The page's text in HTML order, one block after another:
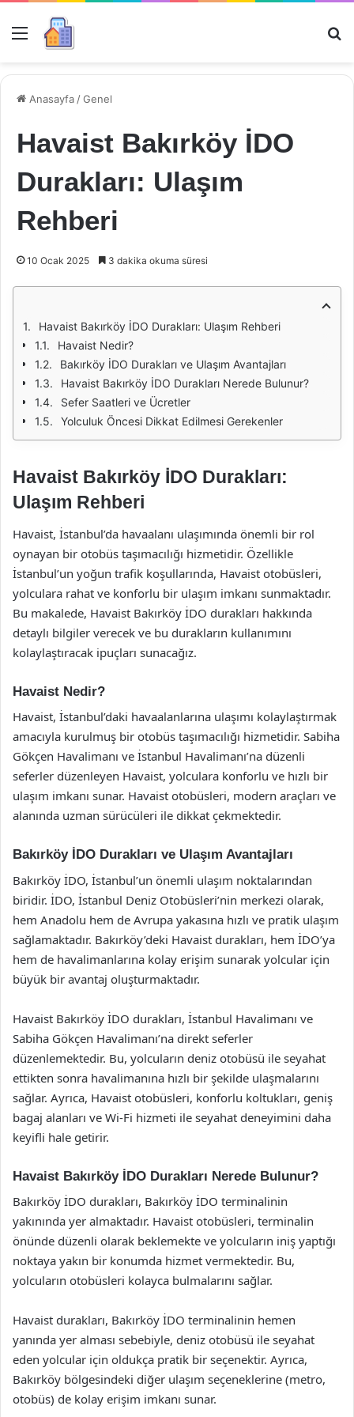
Menü
Anasayfa /Genel
Havaist Bakırköy İDO
Durakları: Ulaşım
Rehberi
10 Ocak 2025 3 dakika okuma süresi
Havaist Bakırköy İDO Durakları: Ulaşım Rehberi
Havaist Nedir?
Bakırköy İDO Durakları ve Ulaşım Avantajları
Havaist Bakırköy İDO Durakları Nerede Bulunur?
Sefer Saatleri ve Ücretler
Yolculuk Öncesi Dikkat Edilmesi Gerekenler
Havaist Bakırköy İDO Durakları:
Ulaşım Rehberi
Havaist, İstanbul’da havaalanı ulaşımında önemli bir rol
oynayan bir otobüs taşımacılığı hizmetidir. Özellikle
İstanbul’un yoğun trafik koşullarında, Havaist otobüsleri,
yolculara rahat ve konforlu bir ulaşım imkanı sunmaktadır.
Bu makalede, Havaist Bakırköy İDO durakları hakkında
detaylı bilgiler verecek ve bu durakların kullanımını
kolaylaştıracak ipuçları sunacağız.
Havaist Nedir?
Havaist, İstanbul’daki havaalanlarına ulaşımı kolaylaştırmak
amacıyla kurulmuş bir otobüs taşımacılığı hizmetidir. Sabiha
Gökçen Havalimanı ve İstanbul Havalimanı’na düzenli
seferler düzenleyen Havaist, yolculara konforlu ve hızlı bir
ulaşım imkanı sunar. Havaist otobüsleri, modern araçları ve
alanında uzman sürücüleri ile dikkat çekmektedir.
Bakırköy İDO Durakları ve Ulaşım Avantajları
Bakırköy İDO, İstanbul’un önemli ulaşım noktalarından
biridir. İDO, İstanbul Deniz Otobüsleri’nin merkezi olarak,
hem Anadolu hem de Avrupa yakasına hızlı ve pratik ulaşım
sağlamaktadır. Bakırköy’deki Havaist durakları, hem İDO’ya
hem de havalimanlarına kolay erişim sunarak yolcular için
büyük bir avantaj oluşturmaktadır.
Havaist Bakırköy İDO durakları, İstanbul Havalimanı ve
Sabiha Gökçen Havalimanı’na direkt seferler
düzenlemektedir. Bu, yolcuların deniz otobüsü ile seyahat
ettikten sonra havalimanına hızlı bir şekilde ulaşmalarını
sağlar. Ayrıca, Havaist otobüsleri, konforlu koltukları, geniş
bagaj alanları ve Wi-Fi hizmeti ile seyahat deneyimini daha
keyifli hale getirir.
Havaist Bakırköy İDO Durakları Nerede Bulunur?
Bakırköy İDO durakları, Bakırköy İDO terminalinin
yakınında yer almaktadır. Havaist otobüsleri, terminalin
önünde düzenli olarak beklemekte ve yolcuların iniş yaptığı
noktaya yakın bir konumda hizmet vermektedir. Bu,
yolcuların otobüsleri kolayca bulmalarını sağlar.
Havaist durakları, Bakırköy İDO terminalinin hemen
yanında yer alması sebebiyle, deniz otobüsü ile seyahat
eden yolcular için oldukça pratik bir seçenektir. Ayrıca,
Bakırköy bölgesindeki diğer ulaşım seçeneklerine (metro,
otobüs) de kolay erişim imkanı sunar.